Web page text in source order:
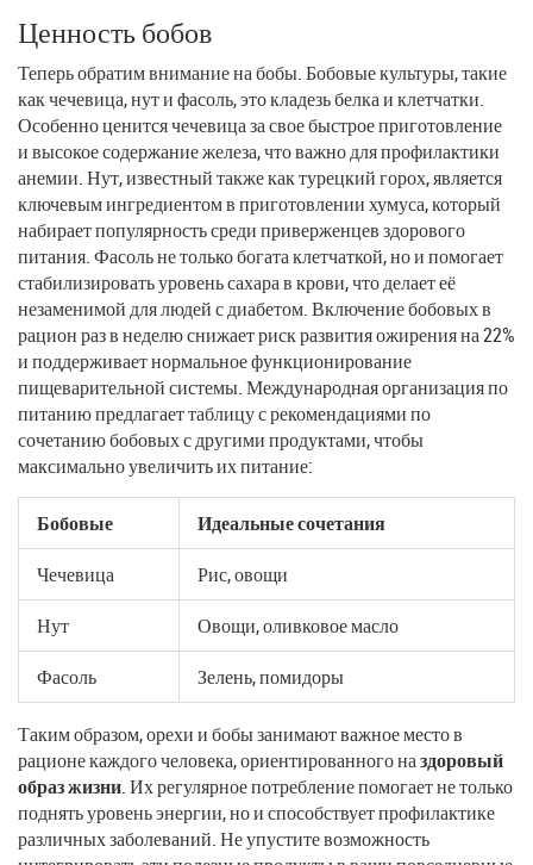
Ценность бобов
Теперь обратим внимание на бобы. Бобовые культуры, такие
как чечевица, нут и фасоль, это кладезь белка и клетчатки.
Особенно ценится чечевица за свое быстрое приготовление
и высокое содержание железа, что важно для профилактики
анемии. Нут, известный также как турецкий горох, является
ключевым ингредиентом в приготовлении хумуса, который
набирает популярность среди приверженцев здорового
питания. Фасоль не только богата клетчаткой, но и помогает
стабилизировать уровень сахара в крови, что делает её
незаменимой для людей с диабетом. Включение бобовых в
рацион раз в неделю снижает риск развития ожирения на 22%
и поддерживает нормальное функционирование
пищеварительной системы. Международная организация по
питанию предлагает таблицу с рекомендациями по
сочетанию бобовых с другими продуктами, чтобы
максимально увеличить их питание:
Бобовые
Идеальные сочетания
Чечевица
Рис, овощи
Нут
Овощи, оливковое масло
Фасоль
Зелень, помидоры
Таким образом, орехи и бобы занимают важное место в
рационе каждого человека, ориентированного наздоровый
образ жизни. Их регулярное потребление помогает не только
поднять уровень энергии, но и способствует профилактике
различных заболеваний. Не упустите возможность